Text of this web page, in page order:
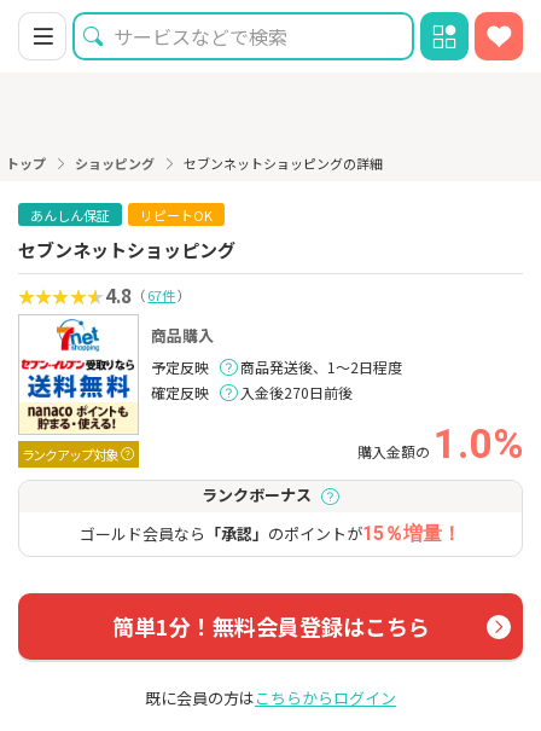
トップ ショッピング セブンネットショッピングの詳細
あんしん保証 リピートOK
セブンネットショッピング
4.8 （67件）
ランクアップ対象
商品購入
予定反映
商品発送後、1～2日程度
確定反映
入金後270日前後
購入金額の 1.0%
ランクボーナス
ゴールド会員なら 「承認」 のポイントが15％増量！
簡単1分！無料会員登録はこちら
既に会員の方はこちらからログイン